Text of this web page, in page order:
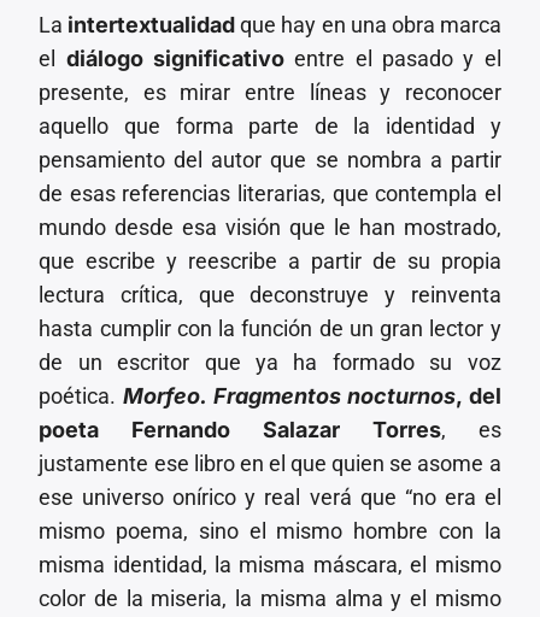
La intertextualidadque hay en una obra marca
el diálogo significativo entre el pasado y el
presente, es mirar entre líneas y reconocer
aquello que forma parte de la identidad y
pensamiento del autor que se nombra a partir
de esas referencias literarias, que contempla el
mundo desde esa visión que le han mostrado,
que escribe y reescribe a partir de su propia
lectura crítica, que deconstruye y reinventa
hasta cumplir con la función de un gran lector y
de un escritor que ya ha formado su voz
poética. Morfeo. Fragmentos nocturnos, del
poeta Fernando Salazar Torres, es
justamente ese libro en el que quien se asome a
ese universo onírico y real verá que “no era el
mismo poema, sino el mismo hombre con la
misma identidad, la misma máscara, el mismo
color de la miseria, la misma alma y el mismo